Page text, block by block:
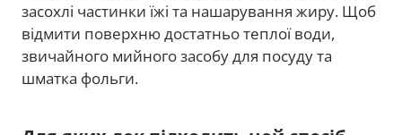
засохлі частинки їжі та нашарування жиру. Щоб
відмити поверхню достатньо теплої води,
звичайного мийного засобу для посуду та
шматка фольги.